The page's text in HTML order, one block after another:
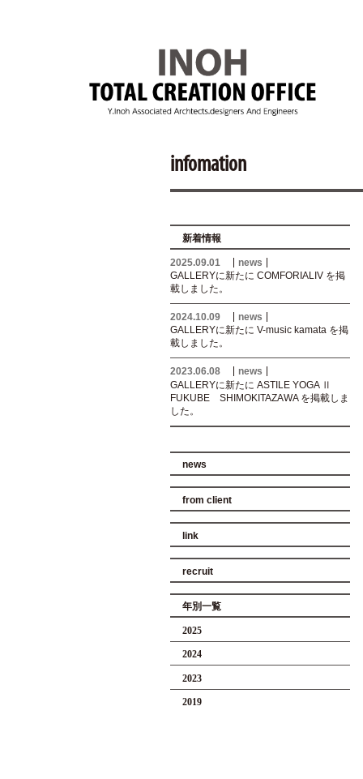
infomation
新着情報
2025.09.01 news
GALLERYに新たに COMFORIALIV を掲
載しました。
2024.10.09 news
GALLERYに新たに V-music kamata を掲
載しました。
2023.06.08 news
GALLERYに新たに ASTILE YOGA Ⅱ
FUKUBE SHIMOKITAZAWA を掲載しま
した。
news
from client
link
recruit
年別一覧
2025
2024
2023
2019